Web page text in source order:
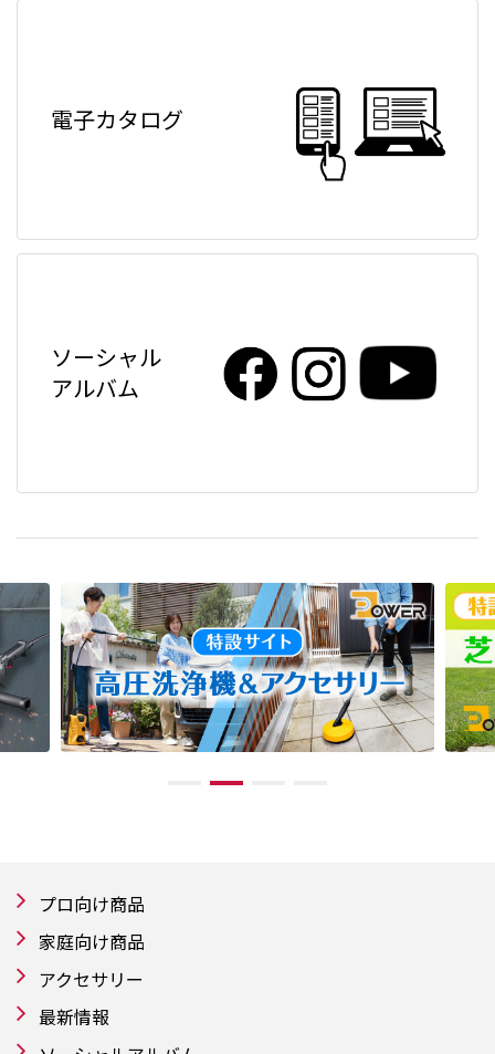
電子カタログ
ソーシャル
アルバム
プロ向け商品
家庭向け商品
アクセサリー
最新情報